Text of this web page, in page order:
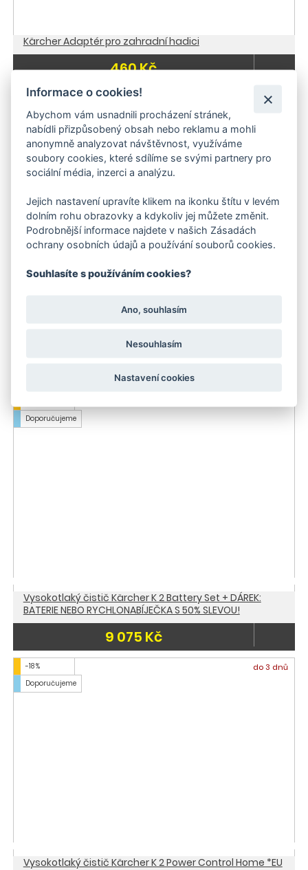
Kärcher Adaptér pro zahradní hadici
460 Kč
Související produkty
-12 %
Vysokotlaký čistič Kärcher K 2 Power Control
2 730 Kč
Doporučujeme
Vysokotlaký čistič Kärcher K 2 Battery Set + DÁREK:
BATERIE NEBO RYCHLONABÍJEČKA S 50% SLEVOU!
9 075 Kč
-18 %
Doporučujeme
do 3 dnů
Vysokotlaký čistič Kärcher K 2 Power Control Home *EU
Informace o cookies!
Abychom vám usnadnili procházení stránek,
nabídli přizpůsobený obsah nebo reklamu a mohli
anonymně analyzovat návštěvnost, využíváme
soubory cookies, které sdílíme se svými partnery pro
sociální média, inzerci a analýzu.
Jejich nastavení upravíte klikem na ikonku štítu v levém
dolním rohu obrazovky a kdykoliv jej můžete změnit.
Podrobnější informace najdete v našich Zásadách
ochrany osobních údajů a používání souborů cookies.
Souhlasíte s používáním cookies?
Ano, souhlasím
Nesouhlasím
Nastavení cookies